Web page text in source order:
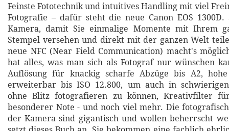
Feinste Fototechnik und intuitives Handling mit viel
Fotografie – dafür steht die neue Canon EOS
Kamera, damit Sie einmalige Momente mit Ihrem
Stempel versehen und direkt mit der ganzen Welt
neue NFC (Near Field Communication) macht's
hat alles, was man sich als Fotograf nur wünschen
Auflösung für knackig scharfe Abzüge bis A2,
erweiterbar bis ISO 12.800, um auch in
ohne Blitz fotografieren zu können, Kreativfilter
besonderer Note - und noch viel mehr. Die
der Kamera sind gigantisch und wollen beherrscht